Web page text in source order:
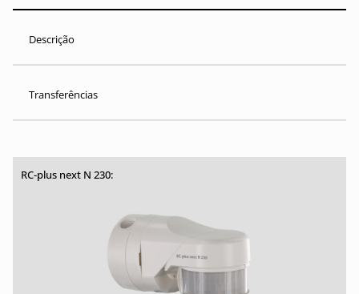
Descrição
Transferências